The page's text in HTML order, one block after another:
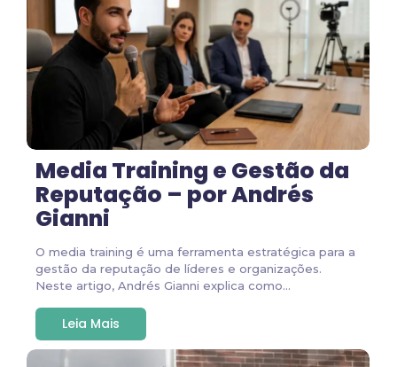
Media Training e Gestão da
Reputação – por Andrés
Gianni
O media training é uma ferramenta estratégica para a
gestão da reputação de líderes e organizações.
Neste artigo, Andrés Gianni explica como...
Leia Mais